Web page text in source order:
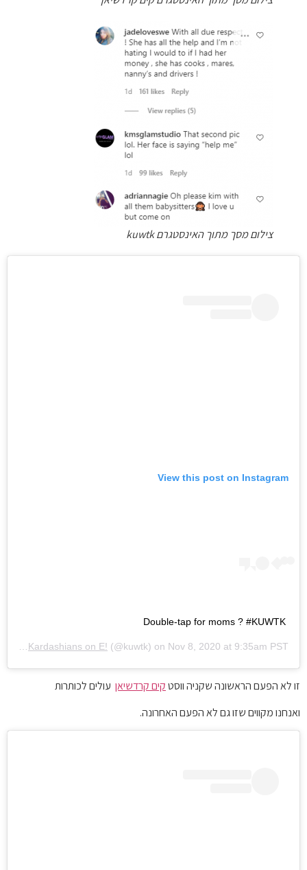
צילום מסך מתוך האינסטגרם kuwtk
View this post on Instagram
Double-tap for moms ? #KUWTK
Kardashians on E! (@kuwtk) on Nov 8, 2020 at 9:35am PST
זו לא הפעם הראשונה שקניה ווסטקים קרדשיאן עולים לכותרות
ואנחנו מקווים שזו גם לא הפעם האחרונה.